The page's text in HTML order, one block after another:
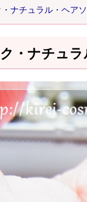
ナチュラル・ヘア
・ナチュ